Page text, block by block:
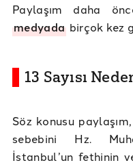
Paylaşım daha
medyada birçok kez
13 Sayısı
Söz konusu
sebebini Hz.
İstanbul’un fethinin